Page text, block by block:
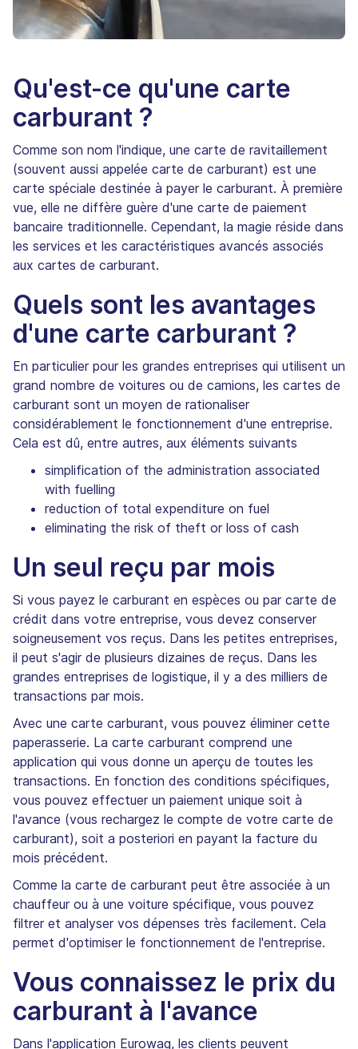
Qu'est-ce qu'une carte
carburant ?
Comme son nom l'indique, une carte de ravitaillement
(souvent aussi appelée carte de carburant) est une
carte spéciale destinée à payer le carburant. À première
vue, elle ne diffère guère d'une carte de paiement
bancaire traditionnelle. Cependant, la magie réside dans
les services et les caractéristiques avancés associés
aux cartes de carburant.
Quels sont les avantages
d'une carte carburant ?
En particulier pour les grandes entreprises qui utilisent un
grand nombre de voitures ou de camions, les cartes de
carburant sont un moyen de rationaliser
considérablement le fonctionnement d'une entreprise.
Cela est dû, entre autres, aux éléments suivants
simplification of the administration associated
with fuelling
reduction of total expenditure on fuel
eliminating the risk of theft or loss of cash
Un seul reçu par mois
Si vous payez le carburant en espèces ou par carte de
crédit dans votre entreprise, vous devez conserver
soigneusement vos reçus. Dans les petites entreprises,
il peut s'agir de plusieurs dizaines de reçus. Dans les
grandes entreprises de logistique, il y a des milliers de
transactions par mois.
Avec une carte carburant, vous pouvez éliminer cette
paperasserie. La carte carburant comprend une
application qui vous donne un aperçu de toutes les
transactions. En fonction des conditions spécifiques,
vous pouvez effectuer un paiement unique soit à
l'avance (vous rechargez le compte de votre carte de
carburant), soit a posteriori en payant la facture du
mois précédent.
Comme la carte de carburant peut être associée à un
chauffeur ou à une voiture spécifique, vous pouvez
filtrer et analyser vos dépenses très facilement. Cela
permet d'optimiser le fonctionnement de l'entreprise.
Vous connaissez le prix du
carburant à l'avance
Dans l'application Eurowag, les clients peuvent